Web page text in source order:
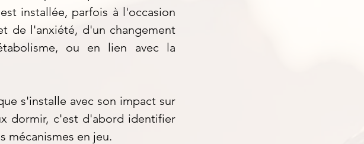
installée, parfois à l'occasion
de l'anxiété, d'un changement
ou en lien avec la
s'installe avec son impact sur
dormir, c'est d'abord identifier
mécanismes en jeu.